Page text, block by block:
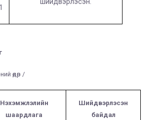
өдөр /
Нэхэмжлэлийн
шаардлага
Шийдвэрлэсэн
байдал